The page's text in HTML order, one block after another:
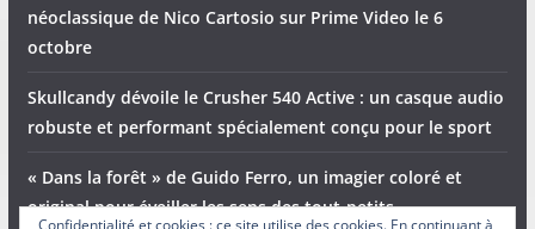
néoclassique de Nico Cartosio sur Prime Video le 6
octobre
Skullcandy dévoile le Crusher 540 Active : un casque audio
robuste et performant spécialement conçu pour le sport
« Dans la forêt » de Guido Ferro, un imagier coloré et
original pour éveiller les sens des tout-petits
Confidentialité et cookies : ce site utilise des cookies. En continuant à